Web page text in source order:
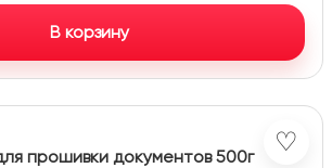
В корзину
♡
прошивки документов 500г